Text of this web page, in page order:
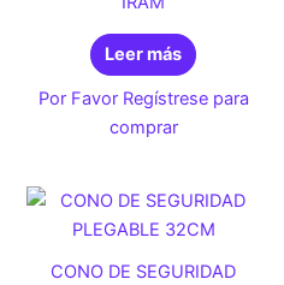
Leer más
Por Favor Regístrese para
comprar
CONO DE SEGURIDAD